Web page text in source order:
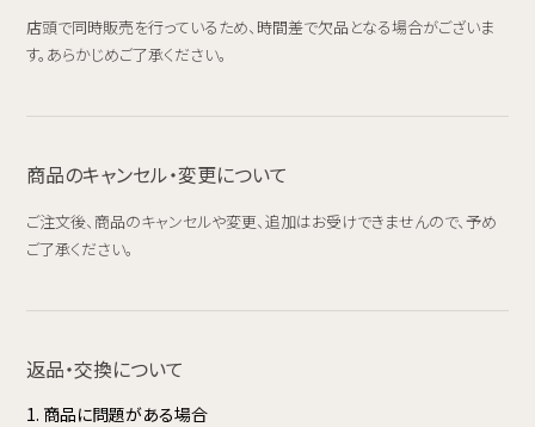
店頭で同時販売を行っているため、時間差で欠品となる場合がございま
す。あらかじめご了承ください。
商品のキャンセル・変更について
ご注文後、商品のキャンセルや変更、追加はお受けできませんので、予め
ご了承ください。
返品・交換について
1. 商品に問題がある場合